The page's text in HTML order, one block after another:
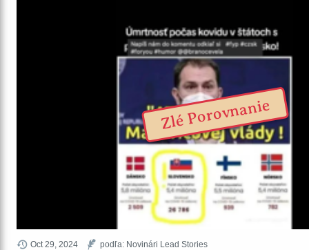
Oct 29, 2024 podľa: Novinári Lead Stories
Zlé Porovnanie